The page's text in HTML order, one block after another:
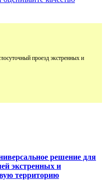
проезд экстренных и
решение для
экстренных и
территорию